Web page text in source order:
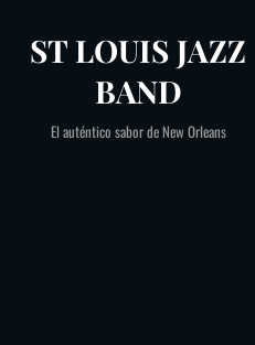
ST LOUIS JAZZ
BAND
El auténtico sabor de New Orleans